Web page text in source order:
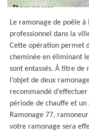
Le ramonage de poêle
professionnel dans la
Cette opération permet
cheminée en éliminant
sont entassés. À titre de
l’objet de deux
recommandé
période de chauffe et
Ramonage 77,
votre ramonage sera